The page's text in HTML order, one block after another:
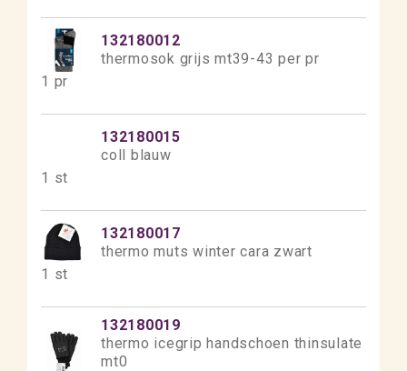
132180012
thermosok grijs mt39-43 per pr
1 pr
132180015
coll blauw
1 st
132180017
thermo muts winter cara zwart
1 st
132180019
thermo icegrip handschoen thinsulate
mt0